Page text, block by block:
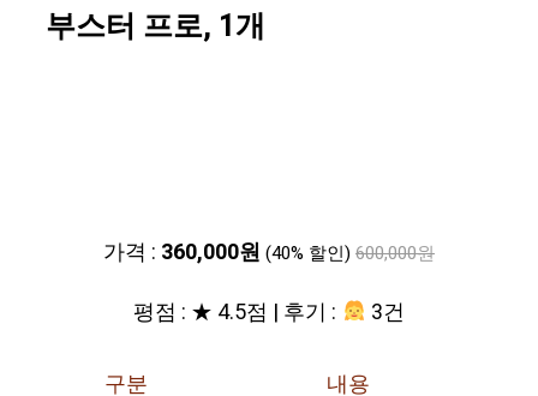
부스터 프로, 1개
가격 : 360,000원 (40% 할인) 600,000원
평점 : ★ 4.5점 | 후기 : 3건
구분
내용